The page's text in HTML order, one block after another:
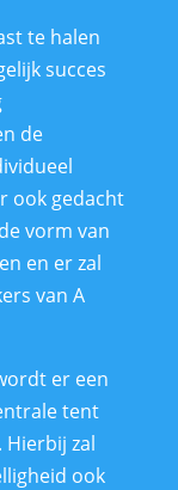
te halen
succes
de
ook gedacht
vorm van
en er zal
van A
er een
tent
Hierbij zal
ook